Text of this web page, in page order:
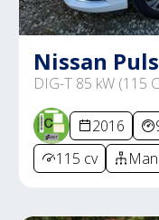
Nissan
DIG-T 85 kW (115
2016
115 cv